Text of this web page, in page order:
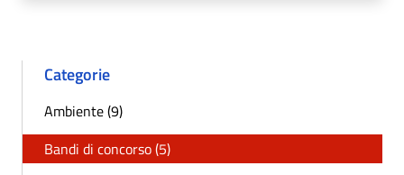
Categorie
Ambiente (9)
Bandi di concorso (5)